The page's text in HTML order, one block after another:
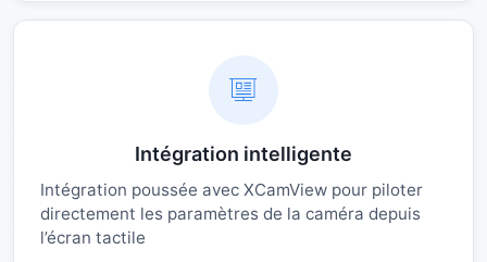
Intégration intelligente
Intégration poussée avec XCamView pour piloter
directement les paramètres de la caméra depuis
l’écran tactile